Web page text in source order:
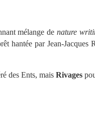
mélange denature
hantée par Jean-Jacques
des Ents, mais Rivages